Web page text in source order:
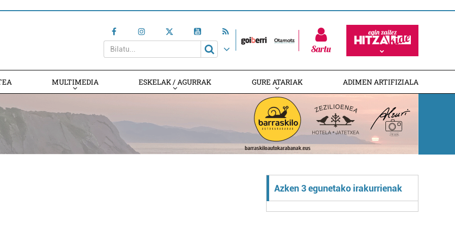
Sartu
MULTIMEDIA ESKELAK / AGURRAK GURE ATARIAK ADIMEN ARTIFIZIALA
Azken 3 egunetako irakurrienak